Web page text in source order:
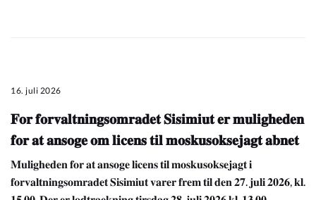
16. juli 2026
𝐅𝐨𝐫 𝐟𝐨𝐫𝐯𝐚𝐥𝐭𝐧𝐢𝐧𝐠𝐬𝐨𝐦𝐫𝐚𝐝𝐞𝐭 𝐒𝐢𝐬𝐢𝐦𝐢𝐮𝐭 𝐞𝐫 𝐦𝐮𝐥𝐢𝐠𝐡𝐞𝐝𝐞𝐧
𝐟𝐨𝐫 𝐚𝐭 𝐚𝐧𝐬𝐨𝐠𝐞 𝐨𝐦 𝐥𝐢𝐜𝐞𝐧𝐬 𝐭𝐢𝐥 𝐦𝐨𝐬𝐤𝐮𝐬𝐨𝐤𝐬𝐞𝐣𝐚𝐠𝐭 𝐚𝐛𝐧𝐞𝐭
𝐌𝐮𝐥𝐢𝐠𝐡𝐞𝐝𝐞𝐧 𝐟𝐨𝐫 𝐚𝐭 𝐚𝐧𝐬𝐨𝐠𝐞 𝐥𝐢𝐜𝐞𝐧𝐬 𝐭𝐢𝐥 𝐦𝐨𝐬𝐤𝐮𝐬𝐨𝐤𝐬𝐞𝐣𝐚𝐠𝐭 𝐢
𝐟𝐨𝐫𝐯𝐚𝐥𝐭𝐧𝐢𝐧𝐠𝐬𝐨𝐦𝐫𝐚𝐝𝐞𝐭 𝐒𝐢𝐬𝐢𝐦𝐢𝐮𝐭 𝐯𝐚𝐫𝐞𝐫 𝐟𝐫𝐞𝐦 𝐭𝐢𝐥 𝐝𝐞𝐧 𝟐𝟕. 𝐣𝐮𝐥𝐢 𝟐𝟎𝟐𝟔, 𝐤𝐥.